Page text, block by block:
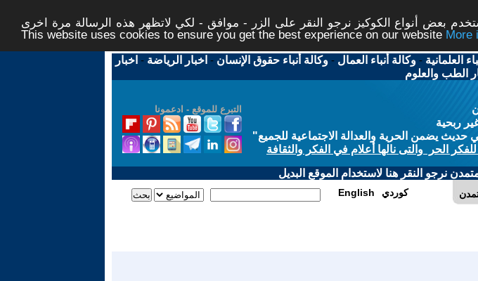
بعض أنواع الكوكيز نرجو النقر على الزر - موافق - لكي لاتظهر هذه الرسالة مرة اخرى -
This website uses cookies to ensure you get the best experience on our website
العلمانية -وكالة أنباء العمال -وكالة أنباء حقوق الإنسان - اخبار الرياضة - اخبار
الطب والعلوم
التبرع للموقع - ادعمونا
ربحية
يضمن الحرية والعدالة الاجتماعية للجميع"
الحر والتى نالها أعلام في الفكر والثقافة
نرجو النقر هنا لاستخدام الموقع البديل
English كوردي